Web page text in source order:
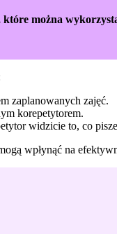
które można
zaplanowanych zajęć.
korepetytorem.
widzicie to, co
wpłynąć na